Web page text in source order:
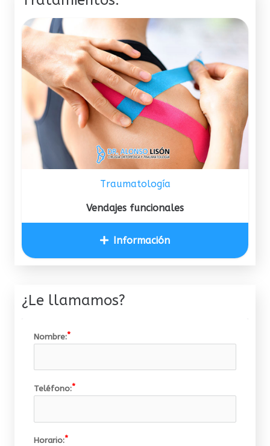
Traumatología
Vendajes funcionales
Información
¿Le llamamos?
Nombre:
Teléfono:
Horario: